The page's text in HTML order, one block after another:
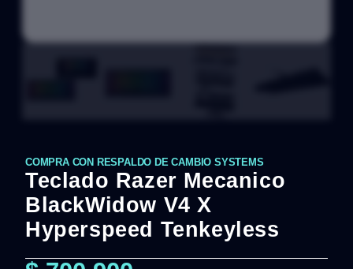
COMPRA CON RESPALDO DE CAMBIO SYSTEMS
Teclado Razer Mecanico
BlackWidow V4 X
Hyperspeed Tenkeyless